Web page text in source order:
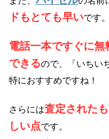
ドもとても早いです。
電話一本ですぐに
できるので、「いちい
特におすすめですね！
さらには査定された
しい点です。